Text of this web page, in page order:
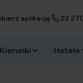
aplikację 22
Kierunki Hotele